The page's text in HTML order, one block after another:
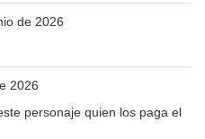
de 2026
2026
personaje quien los paga el